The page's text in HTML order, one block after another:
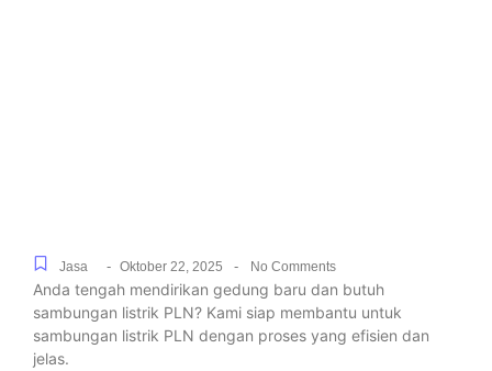
Jasa - Oktober 22, 2025 - No Comments
Anda tengah mendirikan gedung baru dan butuh
sambungan listrik PLN? Kami siap membantu untuk
sambungan listrik PLN dengan proses yang efisien dan
jelas.